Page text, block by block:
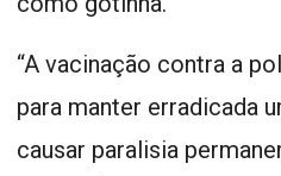
“A vacinação contra a
para manter erradicada
causar paralisia